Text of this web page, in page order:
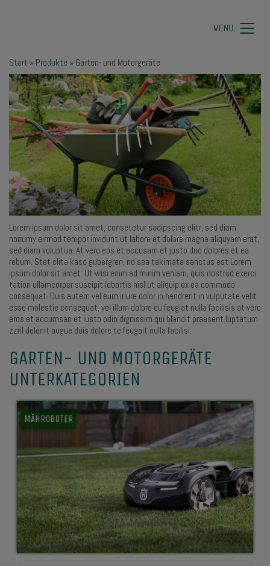
MENU
Start » Produkte » Garten- und Motorgeräte
Lorem ipsum dolor sit amet, consetetur sadipscing elitr, sed diam
nonumy eirmod tempor invidunt ut labore et dolore magna aliquyam erat,
sed diam voluptua. At vero eos et accusam et justo duo dolores et ea
rebum. Stet clita kasd gubergren, no sea takimata sanctus est Lorem
ipsum dolor sit amet. Ut wisi enim ad minim veniam, quis nostrud exerci
tation ullamcorper suscipit lobortis nisl ut aliquip ex ea commodo
consequat. Duis autem vel eum iriure dolor in hendrerit in vulputate velit
esse molestie consequat, vel illum dolore eu feugiat nulla facilisis at vero
eros et accumsan et iusto odio dignissim qui blandit praesent luptatum
zzril delenit augue duis dolore te feugait nulla facilisi.
GARTEN- UND MOTORGERÄTE
UNTERKATEGORIEN
MÄHROBOTER